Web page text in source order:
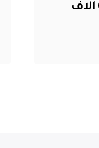
إلكترونية عطّلت الإنترنت عن 6 الاف